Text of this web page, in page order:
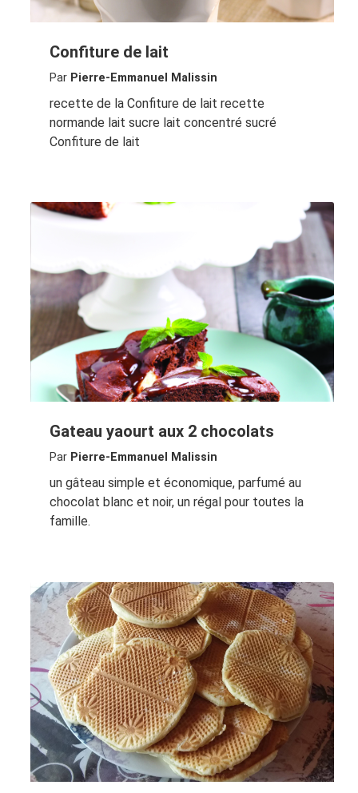
Confiture de lait
Par Pierre-Emmanuel Malissin
recette de la Confiture de lait recette
normande lait sucre lait concentré sucré
Confiture de lait
Gateau yaourt aux 2 chocolats
Par Pierre-Emmanuel Malissin
un gâteau simple et économique, parfumé au
chocolat blanc et noir, un régal pour toutes la
famille.